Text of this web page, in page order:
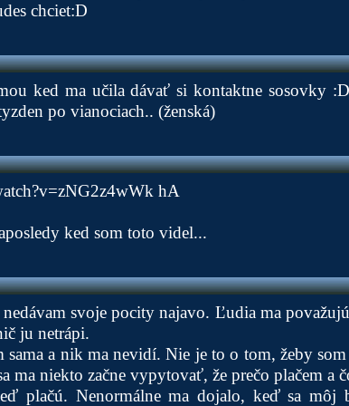
chciet:D
ked ma učila dávať si kontaktne sosovky
po vianociach.. (ženská)
hA
ked som toto videl...
svoje pocity najavo. Ľudia ma
ju netrápi.
sama a nik ma nevidí. Nie je to o tom, žeby som
ma niekto začne vypytovať, že prečo plačem a
plačú. Nenormálne ma dojalo, keď sa môj